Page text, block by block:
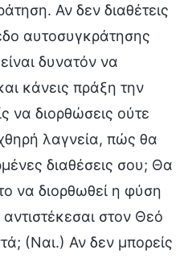
Αν δεν διαθέτεις
αυτοσυγκράτησης
δυνατόν να
κάνεις πράξη την
να διορθώσεις ούτε
λαγνεία, πώς θα
διαθέσεις σου; Θα
να διορθωθεί η φύση
στον Θεό
(Ναι.) Αν δεν μπορείς